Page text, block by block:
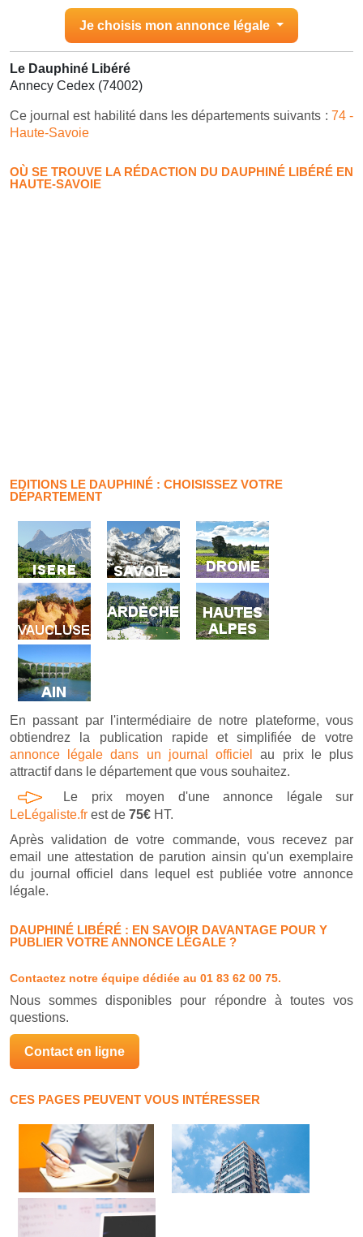
Je choisis mon annonce légale
Le Dauphiné Libéré
Annecy Cedex (74002)
Ce journal est habilité dans les départements suivants : 74 -
Haute-Savoie
OÙ SE TROUVE LA RÉDACTION DU DAUPHINÉ LIBÉRÉ EN
HAUTE-SAVOIE
EDITIONS LE DAUPHINÉ : CHOISISSEZ VOTRE
DÉPARTEMENT
En passant par l'intermédiaire de notre plateforme, vous
obtiendrez la publication rapide et simplifiée de votre
annonce légale dans un journal officiel
au prix le plus
attractif dans le département que vous souhaitez.
Le prix moyen d'une annonce légale sur
LeLégaliste.fr est de 75€ HT.
Après validation de votre commande, vous recevez par
email une attestation de parution ainsin qu'un exemplaire
du journal officiel dans lequel est publiée votre annonce
légale.
DAUPHINÉ LIBÉRÉ : EN SAVOIR DAVANTAGE POUR Y
PUBLIER VOTRE ANNONCE LÉGALE ?
Contactez notre équipe dédiée au 01 83 62 00 75.
Nous sommes disponibles pour répondre à toutes vos
questions.
Contact en ligne
CES PAGES PEUVENT VOUS INTÉRESSER